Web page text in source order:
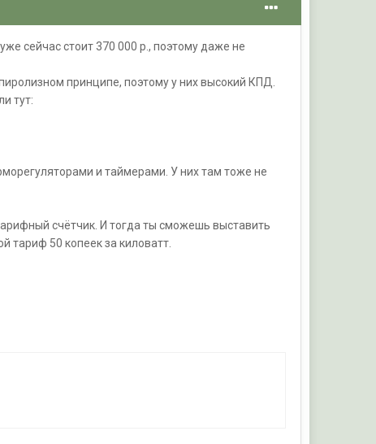
сейчас стоит 370 000 р., поэтому даже не
принципе, поэтому у них высокий КПД.
тут:
и таймерами. У них там тоже не
счётчик. И тогда ты сможешь выставить
тариф 50 копеек за киловатт.